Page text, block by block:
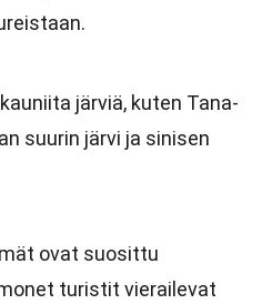
järviä, kuten Tana-
suurin järvi ja sinisen
ovat suosittu
turistit vierailevat